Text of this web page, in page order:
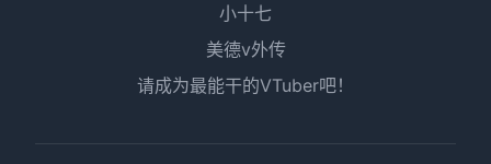
小十七
美德v外传
请成为最能干的VTuber吧！